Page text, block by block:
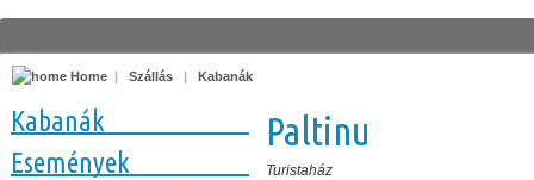
Home | Szállás | Kabanák
Kabanák
Események
Paltinu
Turistaház